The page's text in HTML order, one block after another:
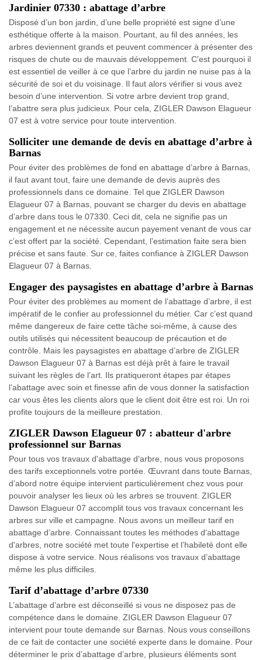
Jardinier 07330 : abattage d’arbre
Disposé d’un bon jardin, d’une belle propriété est signe d’une
esthétique offerte à la maison. Pourtant, au fil des années, les
arbres deviennent grands et peuvent commencer à présenter des
risques de chute ou de mauvais développement. C'est pourquoi il
est essentiel de veiller à ce que l’arbre du jardin ne nuise pas à la
sécurité de soi et du voisinage. Il faut alors vérifier si vous avez
besoin d’une intervention. Si votre arbre devient trop grand,
l’abattre sera plus judicieux. Pour cela, ZIGLER Dawson Elagueur
07 est à votre service pour toute intervention.
Solliciter une demande de devis en abattage d’arbre à
Barnas
Pour éviter des problèmes de fond en abattage d’arbre à Barnas,
il faut avant tout, faire une demande de devis auprès des
professionnels dans ce domaine. Tel que ZIGLER Dawson
Elagueur 07 à Barnas, pouvant se charger du devis en abattage
d’arbre dans tous le 07330. Ceci dit, cela ne signifie pas un
engagement et ne nécessite aucun payement venant de vous car
c’est offert par la société. Cependant, l’estimation faite sera bien
précise et sans faute. Sur ce, faites confiance à ZIGLER Dawson
Elagueur 07 à Barnas.
Engager des paysagistes en abattage d’arbre à Barnas
Pour éviter des problèmes au moment de l’abattage d’arbre, il est
impératif de le confier au professionnel du métier. Car c’est quand
même dangereux de faire cette tâche soi-même, à cause des
outils utilisés qui nécessitent beaucoup de précaution et de
contrôle. Mais les paysagistes en abattage d’arbre de ZIGLER
Dawson Elagueur 07 à Barnas est déjà prêt à faire le travail
suivant les règles de l’art. Ils pratiqueront étapes par étapes
l’abattage avec soin et finesse afin de vous donner la satisfaction
car vous êtes les clients alors que le client doit être est roi. Un roi
profite toujours de la meilleure prestation.
ZIGLER Dawson Elagueur 07 : abatteur d'arbre
professionnel sur Barnas
Pour tous vos travaux d'abattage d'arbre, nous vous proposons
des tarifs exceptionnels votre portée. Œuvrant dans toute Barnas,
d’abord notre équipe intervient particulièrement chez vous pour
pouvoir analyser les lieux où les arbres se trouvent. ZIGLER
Dawson Elagueur 07 accomplit tous vos travaux concernant les
arbres sur ville et campagne. Nous avons un meilleur tarif en
abattage d’arbre. Connaissant toutes les méthodes d'abattage
d'arbres, notre société met toute l'expertise et l’habileté dont elle
dispose à votre service. Nous réalisons vos travaux d’abattage
même les plus difficiles.
Tarif d’abattage d’arbre 07330
L’abattage d’arbre est déconseillé si vous ne disposez pas de
compétence dans le domaine. ZIGLER Dawson Elagueur 07
intervient pour toute demande sur Barnas. Nous vous conseillons
de ce fait de contacter une société experte dans le domaine. Pour
déterminer le prix d’abattage d’arbre, plusieurs éléments sont